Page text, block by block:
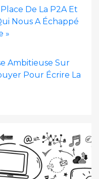
De La P2A Et
Nous A Échappé
»
Ambitieuse Sur
Pour Écrire La